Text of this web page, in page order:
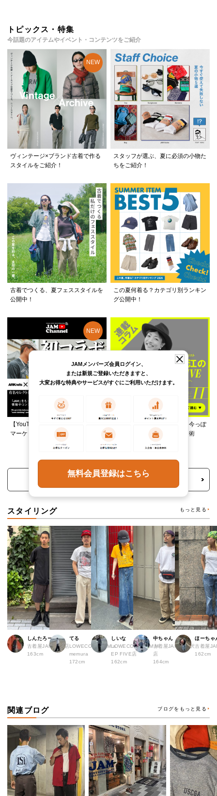
トピックス・特集
今話題のアイテムやイベント・コンテンツをご紹介
ヴィンテージ×ブランド古着で作る
スタイルをご紹介！
スタッフが選ぶ、夏に必須の小物た
ちをご紹介！
古着でつくる、夏フェススタイルを
公開中！
この夏何着る？カテゴリ別ランキン
グ公開中！
【YouTube】ARKnetsコラボ！028
マーケットで本気ショッピング
柄ワンピースは夏の切り札、今っぽ
く着るレイヤード＆ミックス術
トピックス・特集をもっと見る
スタイリング もっと見る
しんたろー
古着屋JAM 仙台店
163cm
てる
LOWECO by JAM a
memura
172cm
しいな
LOWECO by JAM H
EP FIVE店
162cm
中ちゃん
古着屋JAM 下北沢
店
164cm
ほーちゃ
古着屋
162cm
関連ブログ ブログをもっと見る
JAMメンバーズ会員ログイン、
または新規ご登録いただきますと、
大変お得な特典やサービスがすぐにご利用いただけます。
無料会員登録はこちら